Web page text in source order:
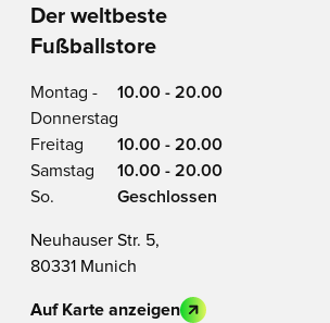
Der weltbeste
Fußballstore
Montag -
Donnerstag
10.00 - 20.00
Freitag
10.00 - 20.00
Samstag
10.00 - 20.00
So.
Geschlossen
Neuhauser Str. 5,
80331 Munich
Auf Karte anzeigen